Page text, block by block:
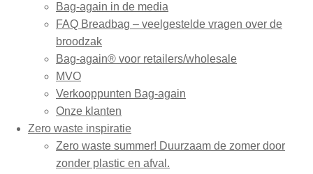
Bag-again in de media
FAQ Breadbag – veelgestelde vragen over de
broodzak
Bag-again® voor retailers/wholesale
MVO
Verkooppunten Bag-again
Onze klanten
Zero waste inspiratie
Zero waste summer! Duurzaam de zomer door
zonder plastic en afval.